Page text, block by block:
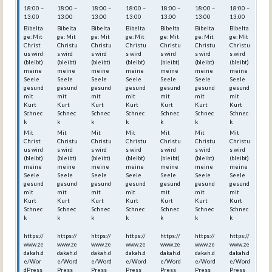
18:00 –
13:00
Bibelta
ge: Mit
Christ
us wird
(bleibt)
meine
Seele
gesund
mit
Kurt
Schnec
k
Mit
Christ
us wird
(bleibt)
meine
Seele
gesund
mit
Kurt
Schnec
k
https://
www.ze
dakah.d
e/Wor
dPress
18:00 –
13:00
Bibelta
ge: Mit
Christu
s wird
(bleibt)
meine
Seele
gesund
mit
Kurt
Schnec
k
Mit
Christu
s wird
(bleibt)
meine
Seele
gesund
mit
Kurt
Schnec
k
https://
www.ze
dakah.d
e/Word
Press_
18:00 –
13:00
Bibelta
ge: Mit
Christu
s wird
(bleibt)
meine
Seele
gesund
mit
Kurt
Schnec
k
Mit
Christu
s wird
(bleibt)
meine
Seele
gesund
mit
Kurt
Schnec
k
https://
www.ze
dakah.d
e/Word
Press_
18:00 –
13:00
Bibelta
ge: Mit
Christu
s wird
(bleibt)
meine
Seele
gesund
mit
Kurt
Schnec
k
Mit
Christu
s wird
(bleibt)
meine
Seele
gesund
mit
Kurt
Schnec
k
https://
www.ze
dakah.d
e/Word
Press_
18:00 –
13:00
Bibelta
ge: Mit
Christu
s wird
(bleibt)
meine
Seele
gesund
mit
Kurt
Schnec
k
Mit
Christu
s wird
(bleibt)
meine
Seele
gesund
mit
Kurt
Schnec
k
https://
www.ze
dakah.d
e/Word
Press_
18:00 –
13:00
Bibelta
ge: Mit
Christu
s wird
(bleibt)
meine
Seele
gesund
mit
Kurt
Schnec
k
Mit
Christu
s wird
(bleibt)
meine
Seele
gesund
mit
Kurt
Schnec
k
https://
www.ze
dakah.d
e/Word
Press_
18:00 –
13:00
Bibelta
ge: Mit
Christu
s wird
(bleibt)
meine
Seele
gesund
mit
Kurt
Schnec
k
Mit
Christu
s wird
(bleibt)
meine
Seele
gesund
mit
Kurt
Schnec
k
https://
www.ze
dakah.d
e/Word
Press_